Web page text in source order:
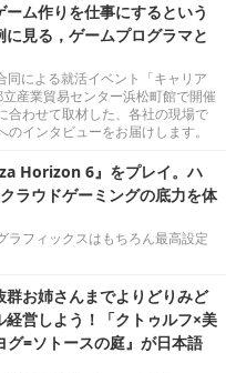
ーム作りを仕事にするという
見る，ゲームプログラマと
による就活イベント「キャリア
産業貿易センター浜松町館で開催
合わせて取材した、各社の現場で
インタビューをお届けします。
Horizon 6』をプレイ。ハ
ラウドゲーミングの底力を体
ラフィックスはもちろん最高設定
お姉さんまでよりどりみど
経営しよう！「クトゥルフ×美
グ=ソトースの庭』が日本語